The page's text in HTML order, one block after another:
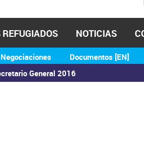
General 2016
Negociaciones Documentos [EN]
NOTICIAS